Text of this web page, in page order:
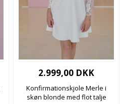
2.999,00 DKK
Konfirmationskjole Merle i
skøn blonde med flot talje